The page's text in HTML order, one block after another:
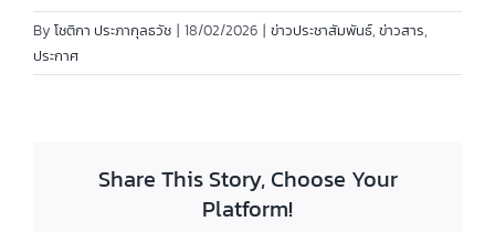
By โชติกา ประภากุลธวัช | 18/02/2026 | ข่าวประชาสัมพันธ์, ข่าวสาร,
ประกาศ
Share This Story, Choose Your
Platform!